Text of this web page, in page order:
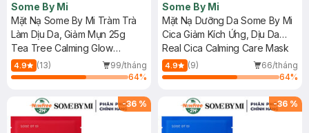
Some By Mi
Mặt Nạ Some By Mi Tràm Trà
Làm Dịu Da, Giảm Mụn 25g
Tea Tree Calming Glow
Luminous Ampoule Mask
4.9 (13)
99/tháng
64%
Some By Mi
Mặt Nạ Dưỡng Da Some By Mi
Cica Giảm Kích Ứng, Dịu Da
20g
Real Cica Calming Care Mask
4.9 (9)
66/tháng
64%
-36 % -36 %